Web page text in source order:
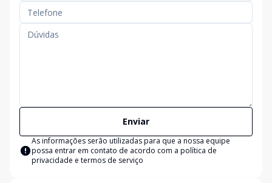
Enviar
As informações serão utilizadas para que a nossa equipe
possa entrar em contato de acordo com a política de
privacidade e termos de serviço